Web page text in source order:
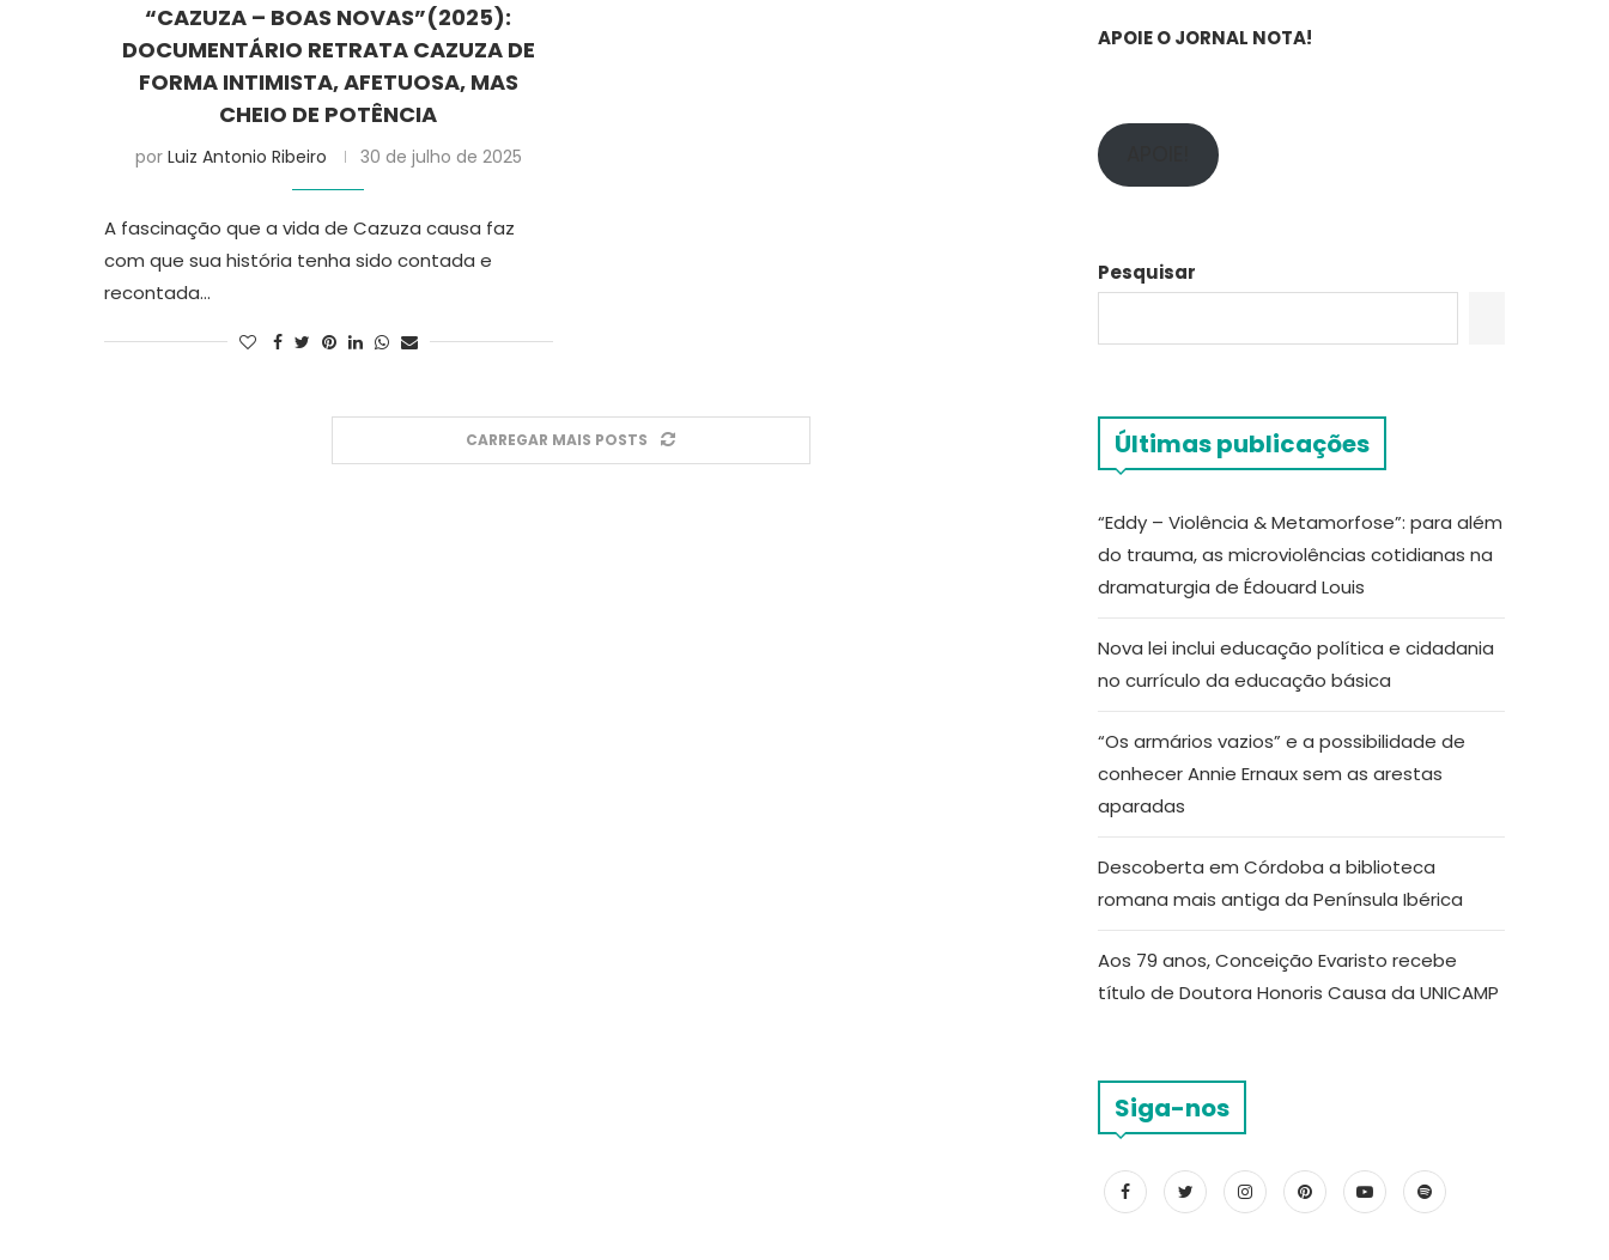
“CAZUZA – BOAS NOVAS”(2025):
DOCUMENTÁRIO RETRATA CAZUZA DE
FORMA INTIMISTA, AFETUOSA, MAS
CHEIO DE POTÊNCIA
por Luiz Antonio Ribeiro 30 de julho de 2025
A fascinação que a vida de Cazuza causa faz
com que sua história tenha sido contada e
recontada…
CARREGAR MAIS POSTS
APOIE O JORNAL NOTA!
Pesquisar
Últimas publicações
“Eddy – Violência & Metamorfose”: para além
do trauma, as microviolências cotidianas na
dramaturgia de Édouard Louis
Nova lei inclui educação política e cidadania
no currículo da educação básica
“Os armários vazios” e a possibilidade de
conhecer Annie Ernaux sem as arestas
aparadas
Descoberta em Córdoba a biblioteca
romana mais antiga da Península Ibérica
Aos 79 anos, Conceição Evaristo recebe
título de Doutora Honoris Causa da UNICAMP
Siga-nos